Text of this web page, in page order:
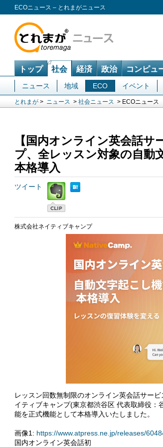
ECOニュース – とれまがニュース
トップ 社会 経済 政治 コンピュ
ニュース 地域 ECO イベント
とれまが > ニュース > 社会ニュース > ECOニュース
【国内オンライン英会話
プ、全レッスン対象の自動
本格導入
ツイート
株式会社ネイティブキャンプ
レッスン回数無制限のオンライン英会話サー
イティブキャンプ(東京都渋谷区 代表取締役
能を正式機能として本格導入いたしました。
画像1: https://www.atpress.ne.jp/releases/
国内オンライン英会話初